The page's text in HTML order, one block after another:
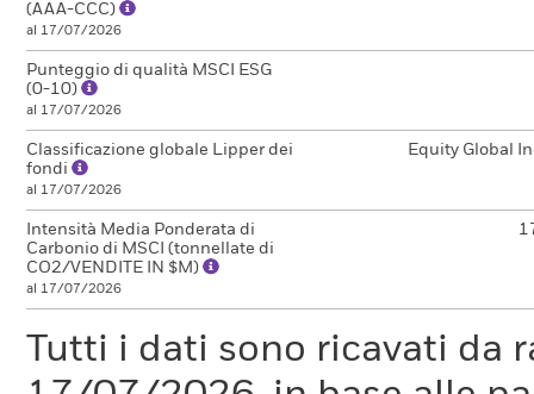
(AAA-CCC)
al 17/07/2026
Punteggio di qualità MSCI ESG
(0-10)
al 17/07/2026
Classificazione globale Lipper dei
fondi
al 17/07/2026
Equity Global
Intensità Media Ponderata di
Carbonio di MSCI (tonnellate di
CO2/VENDITE IN $M)
al 17/07/2026
Tutti i dati sono ricavati da